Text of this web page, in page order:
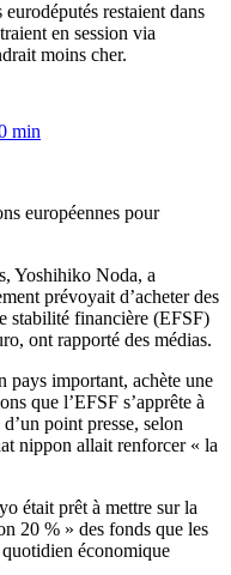
restaient dans
en session via
moins cher.
min
européennes pour
Yoshihiko Noda, a
prévoyait d’acheter des
stabilité financière (EFSF)
ont rapporté des médias.
pays important, achète une
que l’EFSF s’apprête à
point presse, selon
nippon allait renforcer « la
était prêt à mettre sur la
20 % » des fonds que les
économique